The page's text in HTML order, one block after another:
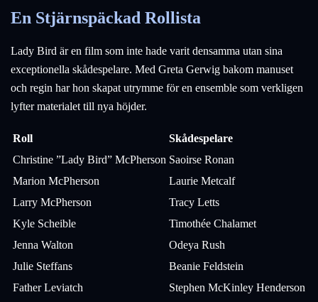
En Stjärnspäckad Rollista
Lady Bird är en film som inte hade varit densamma utan sina
exceptionella skådespelare. Med Greta Gerwig bakom manuset
och regin har hon skapat utrymme för en ensemble som verkligen
lyfter materialet till nya höjder.
Roll
Skådespelare
Christine ”Lady Bird” McPherson Saoirse Ronan
Marion McPherson
Laurie Metcalf
Larry McPherson
Tracy Letts
Kyle Scheible
Timothée Chalamet
Jenna Walton
Odeya Rush
Julie Steffans
Beanie Feldstein
Father Leviatch
Stephen McKinley Henderson